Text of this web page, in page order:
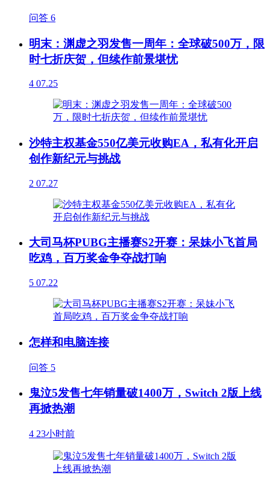
问答 6
明末：渊虚之羽发售一周年：全球破500万，限
时七折庆贺，但续作前景堪忧
4 07.25
沙特主权基金550亿美元收购EA，私有化开启
创作新纪元与挑战
2 07.27
大司马杯PUBG主播赛S2开赛：呆妹小飞首局
吃鸡，百万奖金争夺战打响
5 07.22
怎样和电脑连接
问答 5
鬼泣5发售七年销量破1400万，Switch 2版上线
再掀热潮
4 23小时前